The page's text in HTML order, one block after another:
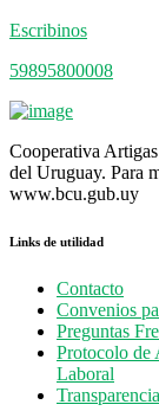
Escribinos
59895800008
Cooperativa
del Uruguay. Para
www.bcu.gub.uy
Links de utilidad
Contacto
Convenios
Preguntas
Protocolo de
Laboral